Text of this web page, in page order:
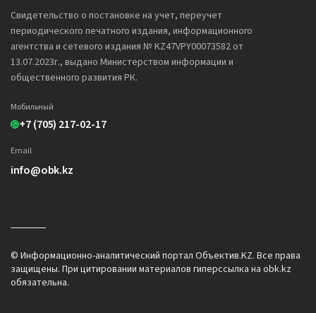
Свидетельство о постановке на учет, переучет
периодического печатного издания, информационного
агентства и сетевого издания № KZ47VPY00073582 от
13.07.2023г., выдано Министерством информации и
общественного развития РК.
Мобильный
+7 (705) 217-02-17
Email
info@obk.kz
© Информационно-аналитический портал Объектив.KZ. Все права
защищены. При цитировании материалов гиперссылка на obk.kz
обязательна.